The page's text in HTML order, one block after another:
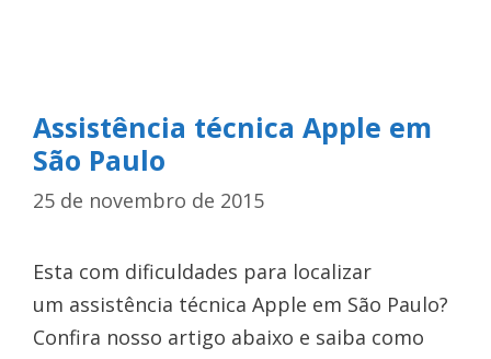
Assistência técnica Apple em
São Paulo
25 de novembro de 2015
Esta com dificuldades para localizar
um assistência técnica Apple em São Paulo?
Confira nosso artigo abaixo e saiba como